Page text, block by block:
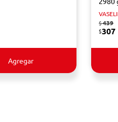
Agregar
$439
$307